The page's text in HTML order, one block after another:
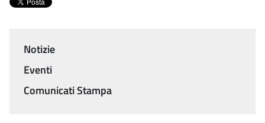
Menu
Notizie
Eventi
Comunicati Stampa